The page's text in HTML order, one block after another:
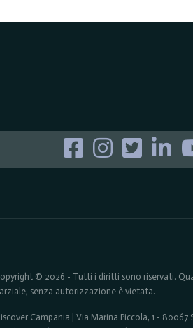
© 2026 - Tutti i diritti sono riservati.
senza autorizzazione è vietata.
Campania | Via Marina Piccola, 1 - 80067